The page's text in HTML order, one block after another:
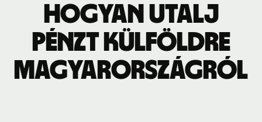
Hogyan utalj
pénzt külföldre
Magyarországról